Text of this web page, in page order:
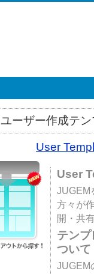
ユーザー作成テ
User
User
JUGEM
方々が
開・共
テン
ついて
JUGEM